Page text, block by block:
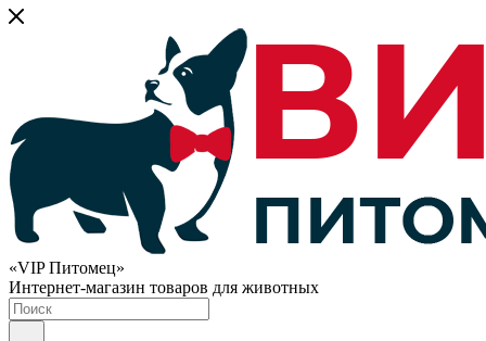
«VIP Питомец»
Интернет-магазин товаров для животных